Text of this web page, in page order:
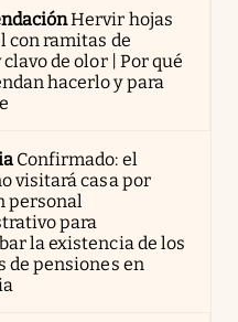
Hervir hojas
con ramitas de
de olor | Por qué
hacerlo y para
Confirmado: el
visitará casa por
personal
para
la existencia de los
de pensiones en